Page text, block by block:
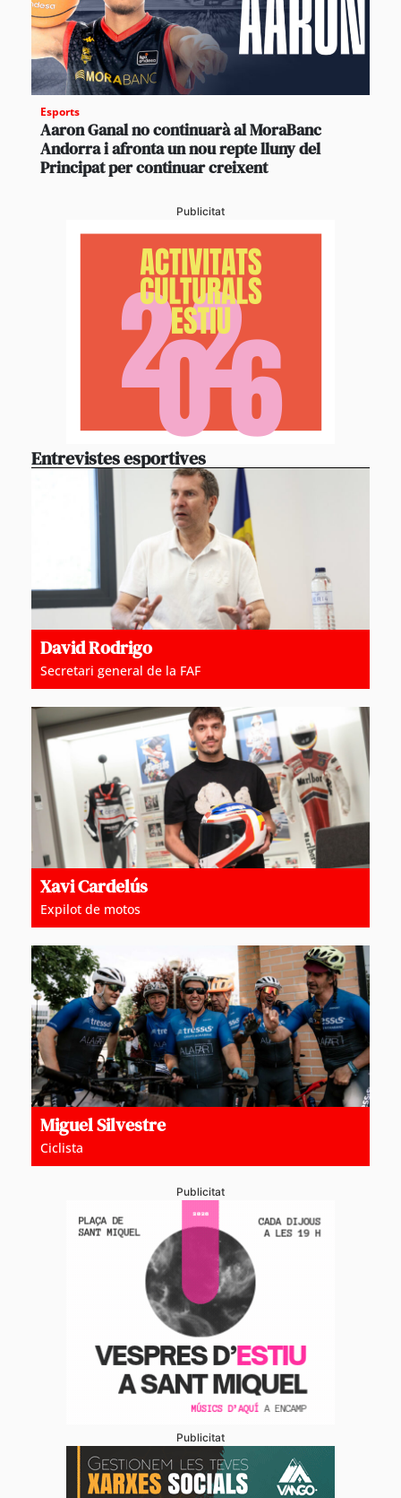
Esports
Aaron Ganal no continuarà al MoraBanc
Andorra i afronta un nou repte lluny del
Principat per continuar creixent
Publicitat
Entrevistes esportives
David Rodrigo
Secretari general de la FAF
Xavi Cardelús
Expilot de motos
Miguel Silvestre
Ciclista
Publicitat
Publicitat